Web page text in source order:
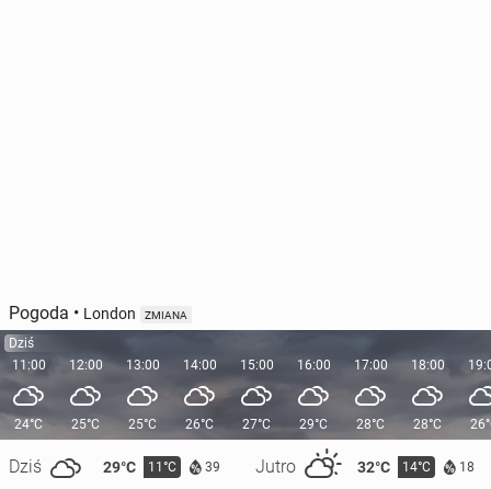
Pogoda • London ZMIANA
Dziś
11:00
24°C
Dziś 29°C 11°C 39 Jutro 32°C 14°C 18
12:00
25°C
13:00
25°C
14:00
26°C
15:00
27°C
16:00
29°C
17:00
28°C
18:00
28°C